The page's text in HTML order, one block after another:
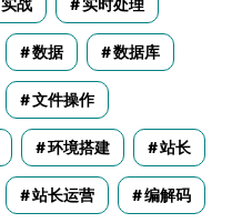
实战 实时处理
数据 数据库
文件操作
环境搭建 站长
站长运营 编解码